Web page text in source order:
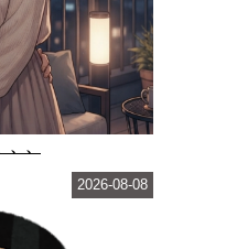
、
2026-08-08